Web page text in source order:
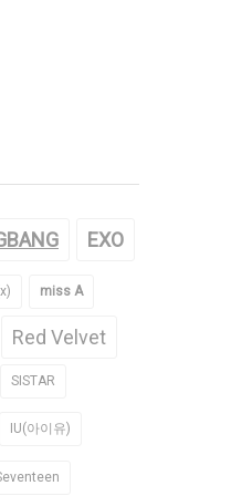
EXO
miss A
Red Velvet
SISTAR
IU(아이유)